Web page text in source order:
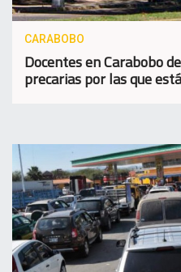
CARABOBO
Docentes en Carabobo
precarias por las que